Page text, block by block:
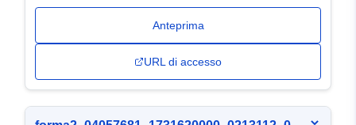
Anteprima
URL di accesso